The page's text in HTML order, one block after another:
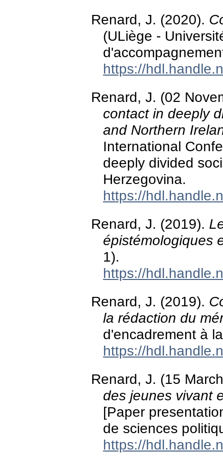
Renard, J. (2020).
(ULiège -
https://
Renard, J. (02
contact in deeply
and Northern
International
deeply divided
Herzegovina.
https://
Renard, J. (2019).
épistémologiques
1).
https://
Renard, J. (2019).
la rédaction du
d'encadrement à
https://
Renard, J. (15
des jeunes vivant
[Paper
de sciences
https://